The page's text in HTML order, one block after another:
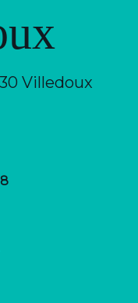
Villedoux